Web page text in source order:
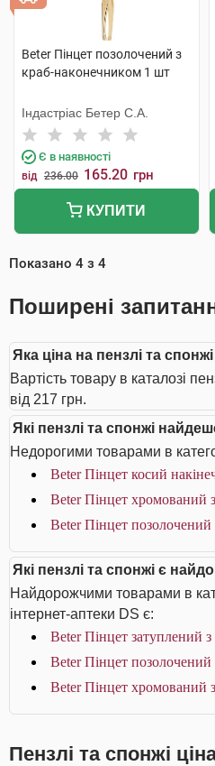
Beter Пінцет позолочений з
краб-наконечником 1 шт
Індастріас Бетер С.А.
Є в наявності
від 236.00 165.20 грн
КУПИТИ
Показано 4 з 4
Поширені
Яка ціна на пензлі та
Вартість товару в каталозі
від 217 грн.
Які пензлі та спонжі
Недорогими товарами в
Beter Пінцет косий
Beter Пінцет хромований
Beter Пінцет
Які пензлі та спонжі є
Найдорожчими товарами в
інтернет-аптеки DS є:
Beter Пінцет затуплений
Beter Пінцет
Beter Пінцет хромований
Пензлі та спонжі